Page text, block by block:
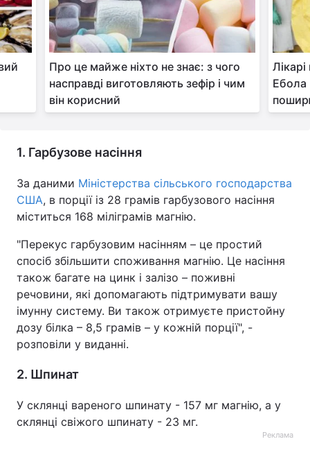
Про це майже ніхто не знає: з чого
насправді виготовляють зефір і чим
він корисний
Ебола
1. Гарбузове насіння
За даними Міністерства сільського господарства
США, в порції із 28 грамів гарбузового насіння
міститься 168 міліграмів магнію.
"Перекус гарбузовим насінням – це простий
спосіб збільшити споживання магнію. Це насіння
також багате на цинк і залізо – поживні
речовини, які допомагають підтримувати вашу
імунну систему. Ви також отримуєте пристойну
дозу білка – 8,5 грамів – у кожній порції", -
розповіли у виданні.
2. Шпинат
У склянці вареного шпинату - 157 мг магнію, а у
склянці свіжого шпинату - 23 мг.
Реклама